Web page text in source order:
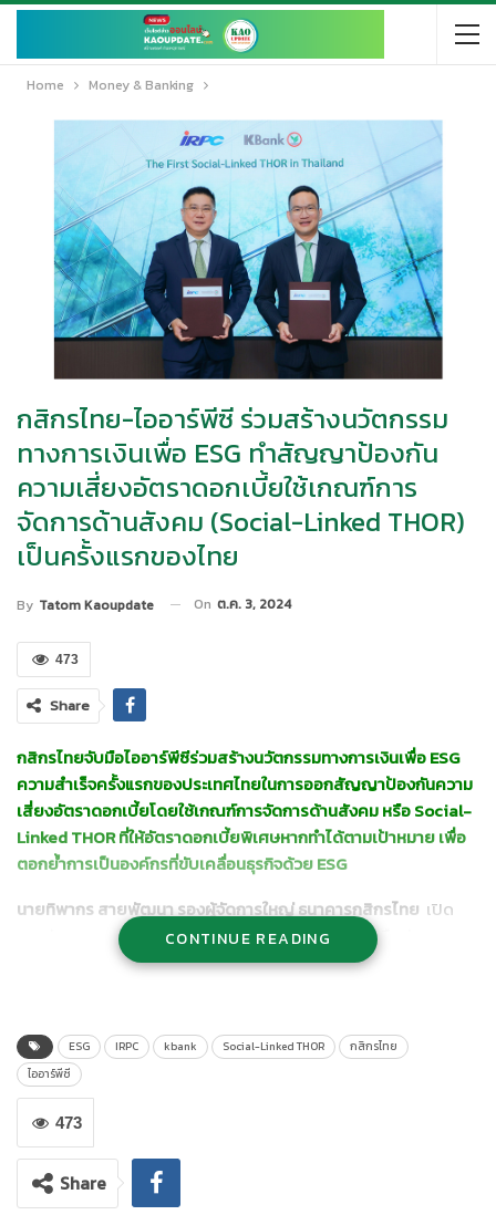
Home Money & Banking
กสิกรไทย-ไออาร์พีซี ร่วมสร้างนวัตกรรม
ทางการเงินเพื่อ ESG ทำสัญญาป้องกัน
ความเสี่ยงอัตราดอกเบี้ยใช้เกณฑ์การ
จัดการด้านสังคม (Social-Linked THOR)
เป็นครั้งแรกของไทย
By Tatom Kaoupdate On ต.ค. 3, 2024
473
Share
กสิกรไทยจับมือไออาร์พีซีร่วมสร้างนวัตกรรมทางการเงินเพื่อ ESG
ความสำเร็จครั้งแรกของประเทศไทยในการออกสัญญาป้องกันความ
เสี่ยงอัตราดอกเบี้ยโดยใช้เกณฑ์การจัดการด้านสังคม หรือ Social-
Linked THOR ที่ให้อัตราดอกเบี้ยพิเศษหากทำได้ตามเป้าหมาย เพื่อ
ตอกย้ำการเป็นองค์กรที่ขับเคลื่อนธุรกิจด้วย ESG
นายทิพากร สายพัฒนา รองผู้จัดการใหญ่ ธนาคารกสิกรไทย เปิด
เผยว่า ธนาคารให้ความสำคัญกับการส่งเสริมความยั่งยืนผ่าน
นวัตกรรมและผลิตภัณฑ์ทางการเงินอย่างต่อเนื่อง ล่าสุดธนาคารเปิด
Overnight Repurchase Rate) หรืออัตราดอกเบี้ยตลาดซื้อคืน
พันธบัตรภาคเอกชนระยะข้ามคืนระหว่างธนาคาร ซึ่งมีเงื่อนไขเชื่อม
โยงกับเป้าหมายการพัฒนาความยั่งยืนด้านสังคม หากลูกค้าบรรลุ
เป้าหมายจะได้รับอัตราดอกเบี้ยพิเศษ หรือ “Social-Linked THOR”
เพื่อช่วยลูกค้าบริหารจัดการความเสี่ยงทางการเงินพร้อมกับส่งเสริม
ความยั่งยืนให้กับองค์กรของลูกค้าและสังคมไทย สะท้อนถึงความมุ่ง
มั่นของธนาคารในการดำเนินงานตามหลักการธนาคารแห่งความยั่งยืน
CONTINUE READING
ESG IRPC kbank Social-Linked THOR
กสิกรไทย
ไออาร์พีซี
473
Share